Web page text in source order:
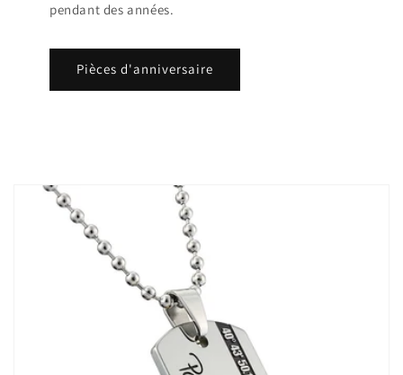
pendant des années.
Pièces d'anniversaire